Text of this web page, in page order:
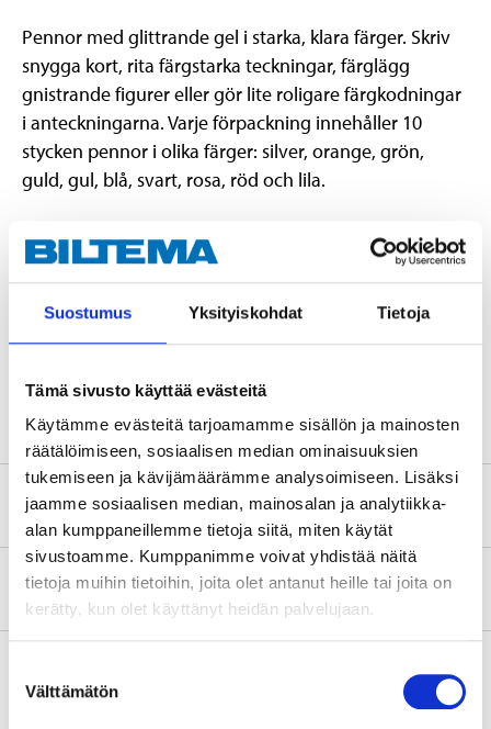
Suostumus Yksityiskohdat Tietoja
Tämä sivusto käyttää evästeitä
Käytämme evästeitä tarjoamamme sisällön ja mainosten
räätälöimiseen, sosiaalisen median ominaisuuksien
tukemiseen ja kävijämäärämme analysoimiseen. Lisäksi
jaamme sosiaalisen median, mainosalan ja analytiikka-
alan kumppaneillemme tietoja siitä, miten käytät
sivustoamme. Kumppanimme voivat yhdistää näitä
tietoja muihin tietoihin, joita olet antanut heille tai joita on
kerätty, kun olet käyttänyt heidän palvelujaan.
valinta
Välttämätön
Pennor med glittrande gel i starka, klara färger. Skriv
snygga kort, rita färgstarka teckningar, färglägg
gnistrande figurer eller gör lite roligare färgkodningar
i anteckningarna. Varje förpackning innehåller 10
stycken pennor i olika färger: silver, orange, grön,
guld, gul, blå, svart, rosa, röd och lila.
Teknisk specifikation
Säkerhetsinformation och övriga dokument
Om tillverkaren